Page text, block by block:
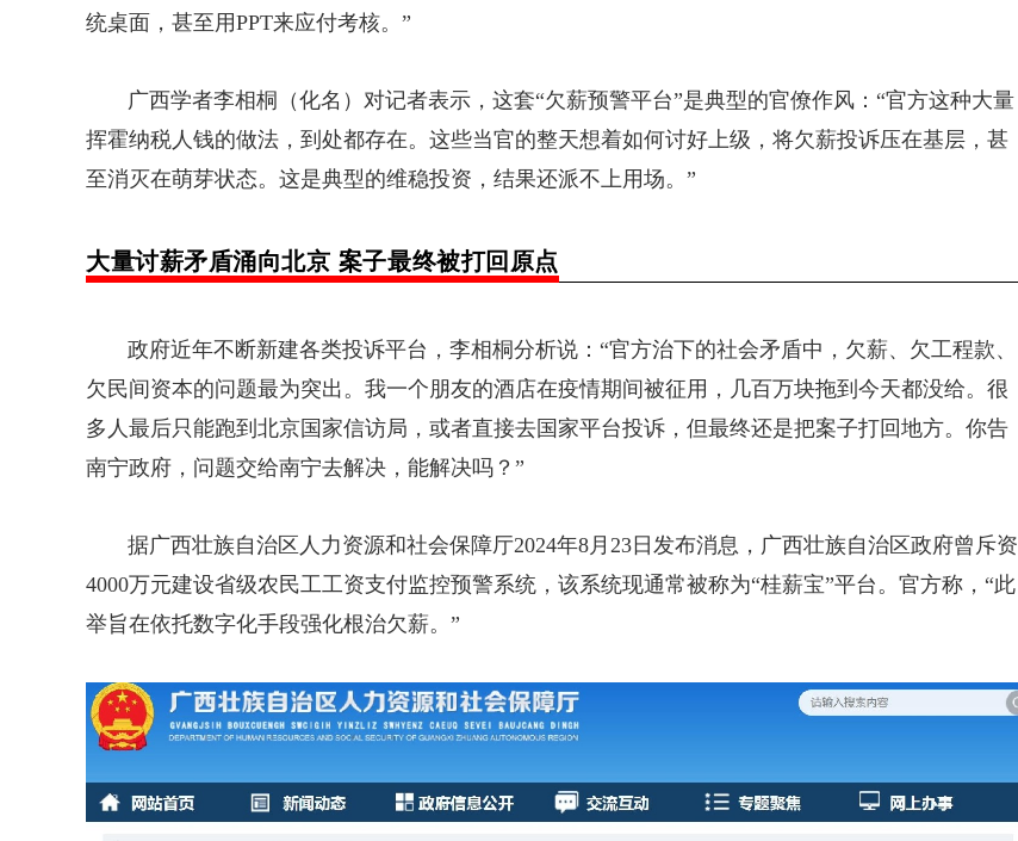
统桌面，甚至用PPT来应付考核。”
广西学者李相桐（化名）对记者表示，这套“欠薪预警平台”是典型的官僚作风：“官方这种大量
挥霍纳税人钱的做法，到处都存在。这些当官的整天想着如何讨好上级，将欠薪投诉压在基层，甚
至消灭在萌芽状态。这是典型的维稳投资，结果还派不上用场。”
大量讨薪矛盾涌向北京 案子最终被打回原点
政府近年不断新建各类投诉平台，李相桐分析说：“官方治下的社会矛盾中，欠薪、欠工程款、
欠民间资本的问题最为突出。我一个朋友的酒店在疫情期间被征用，几百万块拖到今天都没给。很
多人最后只能跑到北京国家信访局，或者直接去国家平台投诉，但最终还是把案子打回地方。你告
南宁政府，问题交给南宁去解决，能解决吗？”
据广西壮族自治区人力资源和社会保障厅2024年8月23日发布消息，广西壮族自治区政府曾斥资
4000万元建设省级农民工工资支付监控预警系统，该系统现通常被称为“桂薪宝”平台。官方称，“此
举旨在依托数字化手段强化根治欠薪。”